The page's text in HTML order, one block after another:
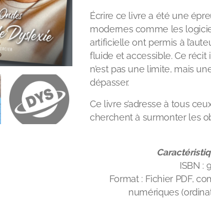
Écrire ce livre a été une
modernes comme les
artificielle ont permis à
fluide et accessible. Ce
n’est pas une limite, mais
dépasser.
Ce livre s’adresse à tous
cherchent à surmonter les
ISBN :
Format : Fichier PDF,
numériques